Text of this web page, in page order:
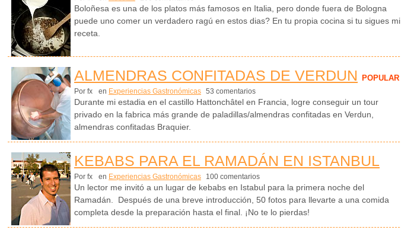
Boloñesa es una de los platos más famosos en Italia, pero donde fuera de Bologna
puede uno comer un verdadero ragú en estos dias? En tu propia cocina si tu sigues mi
receta.
ALMENDRAS CONFITADAS DE VERDUN POPULAR
Por fx en Experiencias Gastronómicas 53 comentarios
Durante mi estadia en el castillo Hattonchâtel en Francia, logre conseguir un tour
privado en la fabrica más grande de paladillas/almendras confitadas en Verdun,
almendras confitadas Braquier.
KEBABS PARA EL RAMADÁN EN ISTANBUL
Por fx en Experiencias Gastronómicas 100 comentarios
Un lector me invitó a un lugar de kebabs en Istabul para la primera noche del
Ramadán. Después de una breve introducción, 50 fotos para llevarte a una comida
completa desde la preparación hasta el final. ¡No te lo pierdas!